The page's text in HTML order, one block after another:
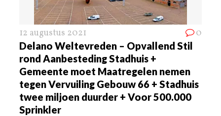
12 augustus 2021 0
Delano Weltevreden – Opvallend Stil
rond Aanbesteding Stadhuis +
Gemeente moet Maatregelen nemen
tegen Vervuiling Gebouw 66 + Stadhuis
twee miljoen duurder + Voor 500.000
Sprinkler